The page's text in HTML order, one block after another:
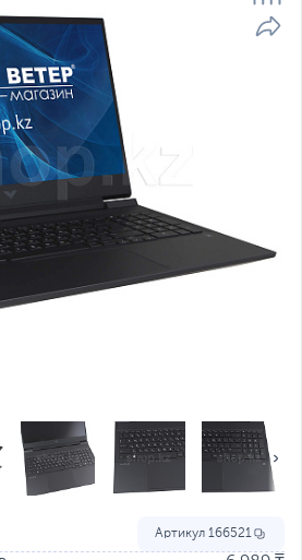
Артикул 166521